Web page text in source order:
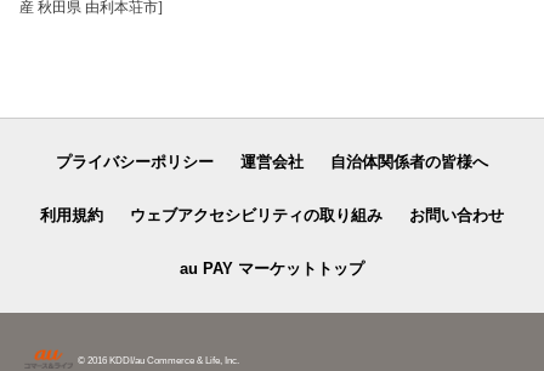
産 秋田県 由利本荘市]
プライバシーポリシー 運営会社 自治体関係者の皆様へ
利用規約 ウェブアクセシビリティの取り組み お問い合わせ
au PAY マーケットトップ
© 2016 KDDI/au Commerce & Life, Inc.